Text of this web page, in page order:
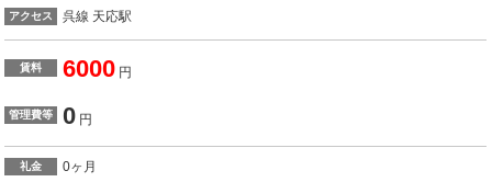
アクセス 呉線 天応駅
賃料 6000 円
管理費等 0 円
礼金 0ヶ月